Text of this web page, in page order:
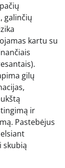
galinčių
kartu su
gilų
ir
Pastebėjus
skubią